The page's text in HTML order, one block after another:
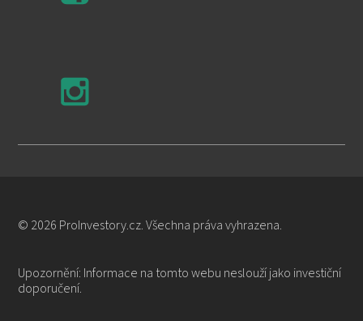
© 2026 ProInvestory.cz. Všechna práva vyhrazena.
Upozornění: Informace na tomto webu neslouží jako investiční
doporučení.